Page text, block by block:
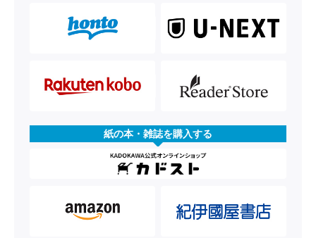
紙の本・雑誌を購入する